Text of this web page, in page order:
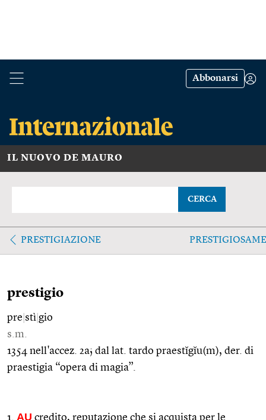
Abbonarsi
IL NUOVO DE MAURO
CERCA
PRESTIGIAZIONE
prestigio
pre stì gio
s.m.
1354 nell'accez. 2a; dal lat. tardo praestĭgĭu(m), der. di
praestigia “opera di magia”.
1. AU credito, reputazione che si acquista per le